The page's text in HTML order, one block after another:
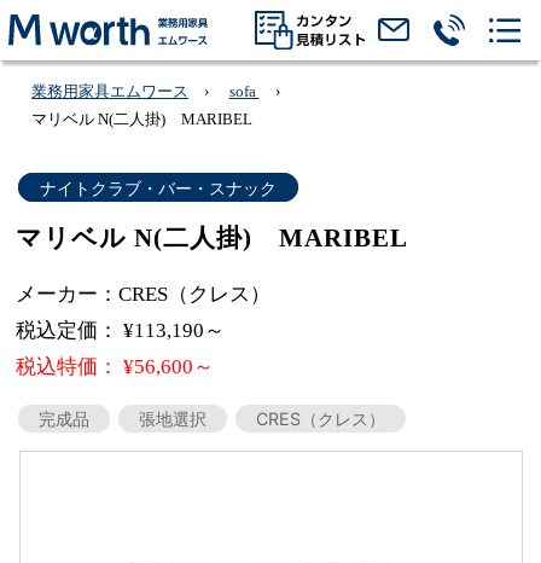
業務用家具エムワース
sofa
マリベル N(二人掛) MARIBEL
ナイトクラブ・バー・スナック
マリベル N(二人掛) MARIBEL
メーカー：CRES（クレス）
税込定価： ¥113,190～
税込特価： ¥56,600～
完成品 張地選択 CRES（クレス）